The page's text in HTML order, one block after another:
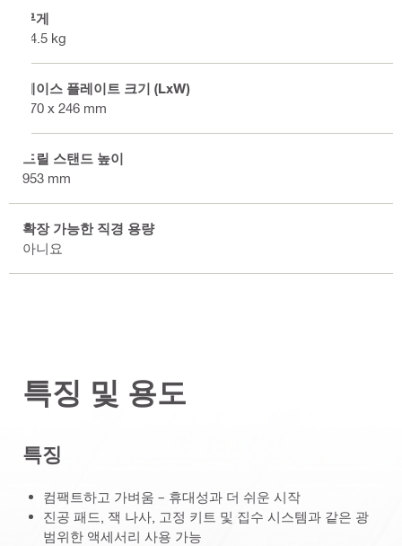
무게
14.5 kg
베이스 플레이트 크기 (LxW)
470 x 246 mm
드릴 스탠드 높이
953 mm
확장 가능한 직경 용량
아니요
특징 및 용도
특징
컴팩트하고 가벼움 – 휴대성과 더 쉬운 시작
진공 패드, 잭 나사, 고정 키트 및 집수 시스템과 같은 광
범위한 액세서리 사용 가능